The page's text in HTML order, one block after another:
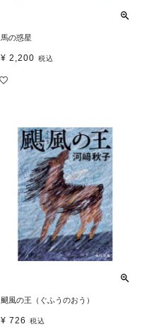
馬の惑星
¥ 2,200 税込
颶風の王（ぐふうのおう）
¥ 726 税込